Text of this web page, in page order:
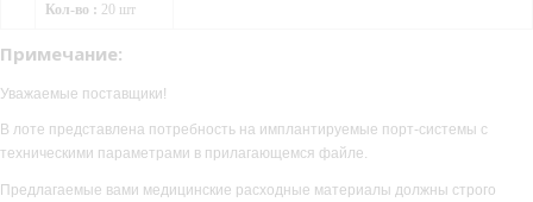
Кол-во : 20 шт
Примечание:
Уважаемые поставщики!
В лоте представлена потребность на имплантируемые порт-системы с
техническими параметрами в прилагающемся файле.
Предлагаемые вами медицинские расходные материалы должны строго